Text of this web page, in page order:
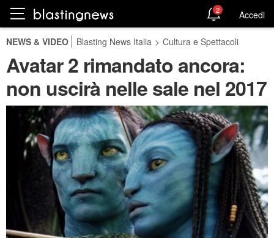
2 Accedi
NEWS & VIDEO Blasting News Italia > Cultura e Spettacoli
Avatar 2 rimandato ancora:
non uscirà nelle sale nel 2017